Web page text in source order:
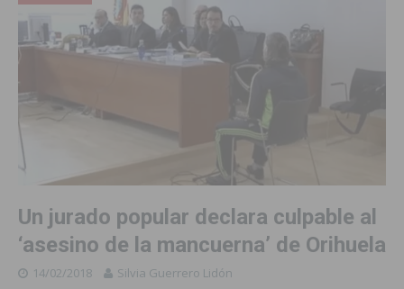
Un jurado popular declara culpable al
‘asesino de la mancuerna’ de Orihuela
14/02/2018 Silvia Guerrero Lidón